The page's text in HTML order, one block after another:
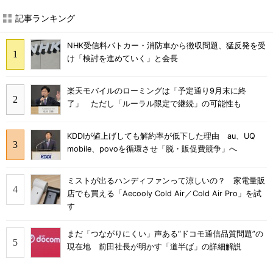
記事ランキング
NHK受信料パトカー・消防車から徴収問題、猛反発を受
け「検討を進めていく」と会長
楽天モバイルのローミングは「予定通り9月末に終
了」 ただし「ルーラル限定で継続」の可能性も
KDDIが値上げしても解約率が低下した理由 au、UQ
mobile、povoを循環させ「脱・販促費競争」へ
ミストが出るハンディファンって涼しいの？ 家電量販
店でも買える「Aecooly Cold Air／Cold Air Pro」を試
す
まだ「つながりにくい」声ある“ドコモ通信品質問題”の
現在地 前田社長が明かす「道半ば」の詳細解説